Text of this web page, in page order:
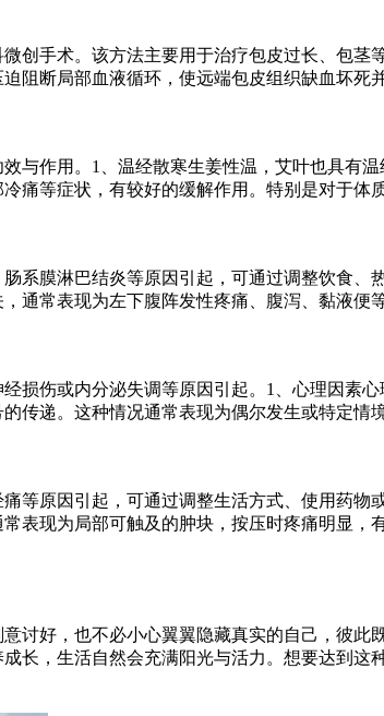
创手术。该方法主要用于治疗包皮过长、包
阻断局部血液循环，使远端包皮组织缺血坏
与作用。1、温经散寒生姜性温，艾叶也具有
痛等症状，有较好的缓解作用。特别是对于
系膜淋巴结炎等原因引起，可通过调整饮食
通常表现为左下腹阵发性疼痛、腹泻、黏液
损伤或内分泌失调等原因引起。1、心理因素
传递。这种情况通常表现为偶尔发生或特定
等原因引起，可通过调整生活方式、使用药
现为局部可触及的肿块，按压时疼痛明显，
讨好，也不必小心翼翼隐藏真实的自己，彼
长，生活自然会充满阳光与活力。想要达到